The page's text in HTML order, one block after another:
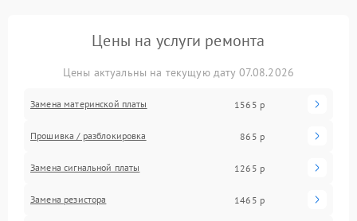
Цены на услуги ремонта
Цены актуальны на текущую дату 07.08.2026
Замена материнской платы 1565 р
Прошивка / разблокировка 865 р
Замена сигнальной платы 1265 р
Замена резистора 1465 р